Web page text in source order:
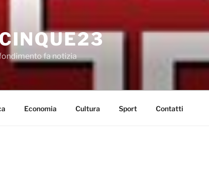
fa notizia
Economia Cultura Sport Contatti